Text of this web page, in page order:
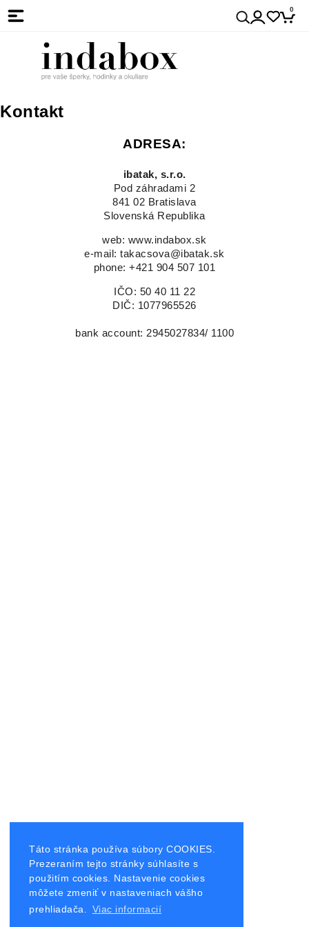
Táto stránka používa súbory COOKIES.
Prezeraním tejto stránky súhlasíte s
použitím cookies. Nastavenie cookies
môžete zmeniť v nastaveniach vášho
prehliadača.
Viac informacií
0
Kontakt
ADRESA:
ibatak, s.r.o.
Pod záhradami 2
841 02 Bratislava
Slovenská Republika
web: www.indabox.sk
e-mail: takacsova@ibatak.sk
phone:+421 904 507 101
IČO: 50 40 11 22
DIČ: 1077965526
bank account: 2945027834/ 1100